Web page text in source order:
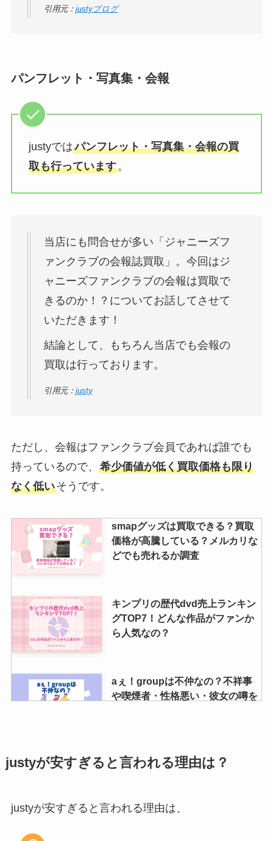
引用元： justyブログ
パンフレット・写真集・会報
justyではパンフレット・写真集・会報の買
取も行っています。
当店にも問合せが多い「ジャニーズフ
ァンクラブの会報誌買取」。今回はジ
ャニーズファンクラブの会報は買取で
きるのか！？についてお話してさせて
いただきます！
結論として、もちろん当店でも会報の
買取は行っております。
引用元： justy
ただし、会報はファンクラブ会員であれば誰でも
持っているので、 希少価値が低く買取価格も限り
なく低いそうです。
smapグッズは買取できる？買取
価格が高騰している？メルカリな
どでも売れるか調査
キンプリの歴代dvd売上ランキン
グTOP7！どんな作品がファンか
ら人気なの？
aぇ！groupは不仲なの？不祥事
や喫煙者・性格悪い・彼女の噂を
ジャニーズのライブ日程2024年開
も！
justyが安すぎると言われる理由は？
justyが安すぎると言われる理由は、